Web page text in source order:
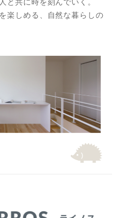
楽しめる、自然な暮らしの